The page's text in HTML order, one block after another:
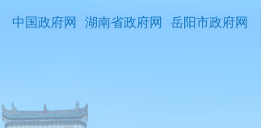
中国政府网 湖南省政府网 岳阳市政府网